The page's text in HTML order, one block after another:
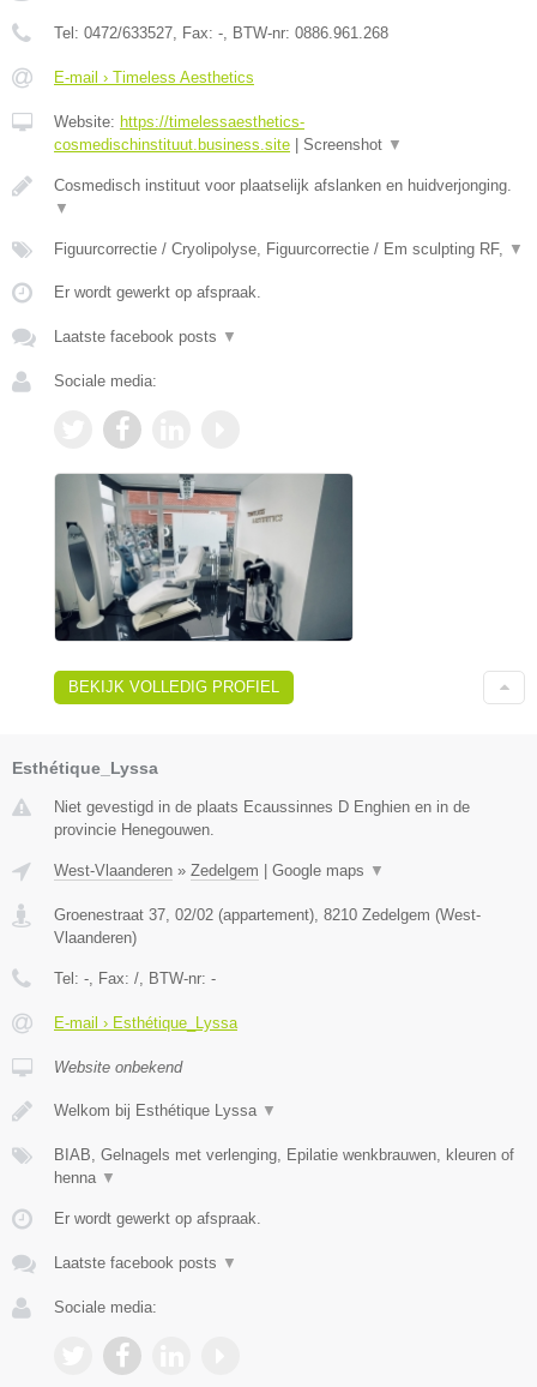
Tel: 0472/633527, Fax: -, BTW-nr: 0886.961.268
E-mail › Timeless Aesthetics
Website: https://timelessaesthetics-
cosmedischinstituut.business.site
Screenshot ▼
Cosmedisch instituut voor plaatselijk afslanken en huidverjonging.
▼
Figuurcorrectie / Cryolipolyse, Figuurcorrectie / Em sculpting RF, ▼
Er wordt gewerkt op afspraak.
Laatste facebook posts ▼
Sociale media:
BEKIJK VOLLEDIG PROFIEL
Esthétique_Lyssa
Niet gevestigd in de plaats Ecaussinnes D Enghien en in de
provincie Henegouwen.
West-Vlaanderen » Zedelgem Google maps ▼
Groenestraat 37, 02/02 (appartement), 8210 Zedelgem (West-
Vlaanderen)
Tel: -, Fax: /, BTW-nr: -
E-mail › Esthétique_Lyssa
Website onbekend
Welkom bij Esthétique Lyssa ▼
BIAB, Gelnagels met verlenging, Epilatie wenkbrauwen, kleuren of
henna ▼
Er wordt gewerkt op afspraak.
Laatste facebook posts ▼
Sociale media: